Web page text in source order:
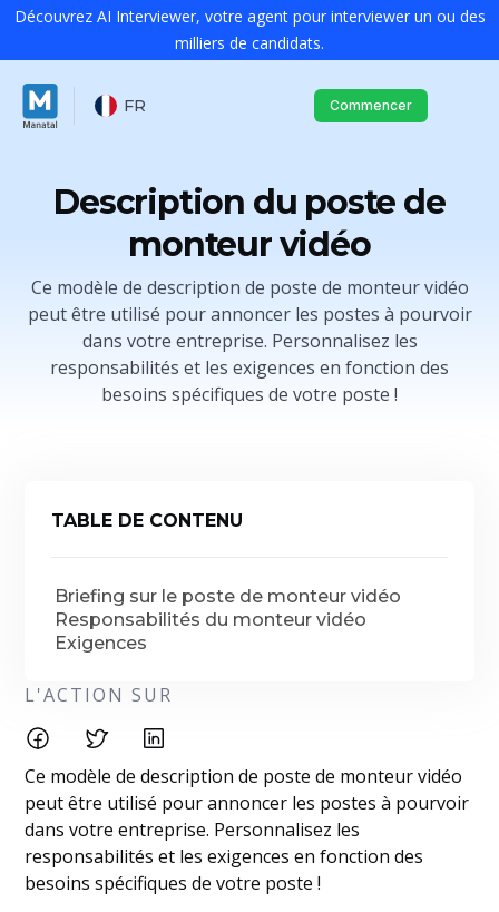
Découvrez AI Interviewer, votre agent pour interviewer un ou des
milliers de candidats.
FR Commencer
Description du poste de
monteur vidéo
Ce modèle de description de poste de monteur vidéo
peut être utilisé pour annoncer les postes à pourvoir
dans votre entreprise. Personnalisez les
responsabilités et les exigences en fonction des
besoins spécifiques de votre poste !
TABLE DE CONTENU
Briefing sur le poste de monteur vidéo
Responsabilités du monteur vidéo
Exigences
L'ACTION SUR
Ce modèle de description de poste de monteur vidéo
peut être utilisé pour annoncer les postes à pourvoir
dans votre entreprise. Personnalisez les
responsabilités et les exigences en fonction des
besoins spécifiques de votre poste !